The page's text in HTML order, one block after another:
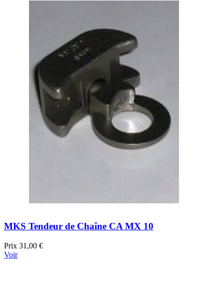
MKS Tendeur de Chaîne CA MX 10
Prix 31,00 €
Voir